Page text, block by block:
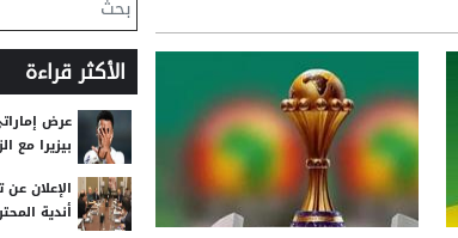
الأكثر قراءة
عرض
بيزيرا مع
الإعلان
أندية